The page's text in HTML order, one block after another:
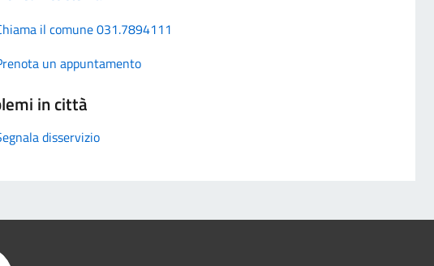
il comune 031.7894111
un appuntamento
in città
disservizio